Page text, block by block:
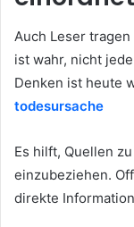
Auch Leser
ist wahr, nicht
Denken ist heute
todesursache
Es hilft, Quellen
einzubeziehen.
direkte